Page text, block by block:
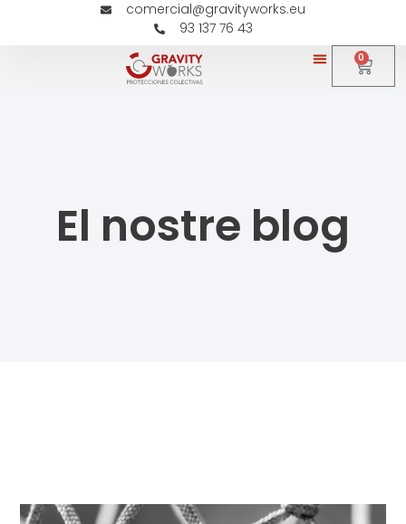
comercial@gravityworks.eu
93 137 76 43
0
El nostre blog